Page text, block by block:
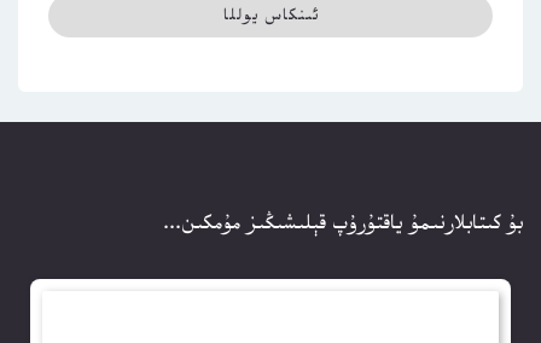
بۇ كىتابلارنىمۇ ياقتۇرۇپ قېلىشىڭىز مۇمكىن...